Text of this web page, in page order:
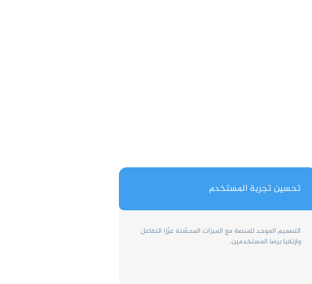
تحسين تجربة المستخدم
التصميم الموحد للمنصة مع الميزات المحسّنة عزّزا التفاعل
وارتقيا برضا المستخدمين.